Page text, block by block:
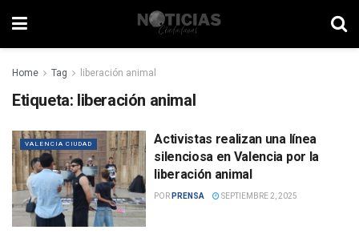
Home Tag liberación animal
Etiqueta: liberación animal
VALENCIA CIUDAD
Activistas realizan una línea
silenciosa en Valencia por la
liberación animal
POR PRENSA SEPTIEMBRE 2, 2025